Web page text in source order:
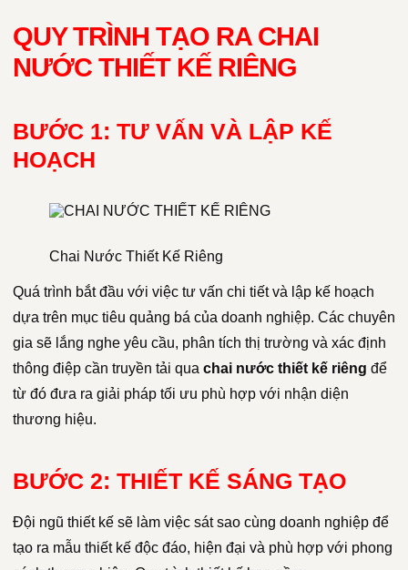
QUY TRÌNH TẠO RA CHAI
NƯỚC THIẾT KẾ RIÊNG
BƯỚC 1: TƯ VẤN VÀ LẬP KẾ
HOẠCH
Chai Nước Thiết Kế Riêng
Quá trình bắt đầu với việc tư vấn chi tiết và lập kế hoạch
dựa trên mục tiêu quảng bá của doanh nghiệp. Các chuyên
gia sẽ lắng nghe yêu cầu, phân tích thị trường và xác định
thông điệp cần truyền tải qua chai nước thiết kế riêng để
từ đó đưa ra giải pháp tối ưu phù hợp với nhận diện
thương hiệu.
BƯỚC 2: THIẾT KẾ SÁNG TẠO
Đội ngũ thiết kế sẽ làm việc sát sao cùng doanh nghiệp để
tạo ra mẫu thiết kế độc đáo, hiện đại và phù hợp với phong